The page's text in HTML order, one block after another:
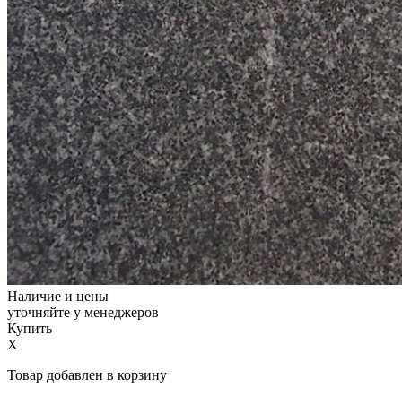
Наличие и цены
уточняйте у менеджеров
Купить
X
Товар добавлен в корзину